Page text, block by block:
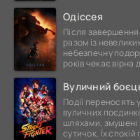
Одіссея
Після завершення
разом із
небезпечну
років чекає
Вуличний
Події переносять
вуличних
шляхами, змушені
сутичок. Їх